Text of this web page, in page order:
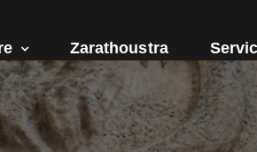
Zarathoustra